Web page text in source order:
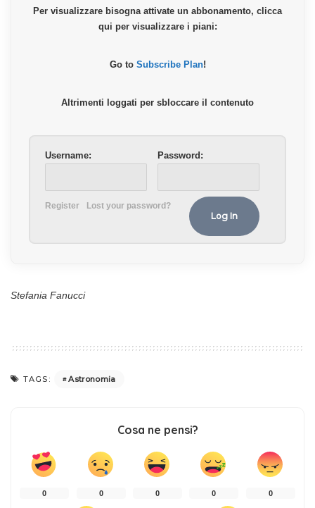
Per visualizzare bisogna attivate un abbonamento, clicca
qui per visualizzare i piani:
Go to Subscribe Plan!
Altrimenti loggati per sbloccare il contenuto
Username: Password:
Register Lost your password?
Stefania Fanucci
TAGS: Astronomia
Cosa ne pensi?
0 0 0 0 0